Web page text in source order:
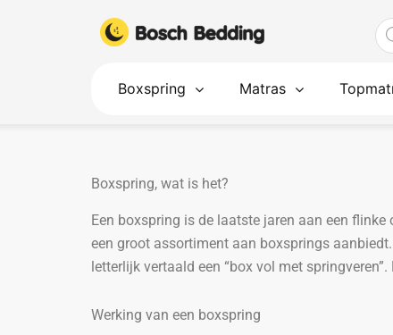
Boxspring Matras
Boxspring, wat is het?
Een boxspring is de laatste jaren aan een
een groot assortiment aan boxsprings
letterlijk vertaald een “box vol met
Werking van een boxspring